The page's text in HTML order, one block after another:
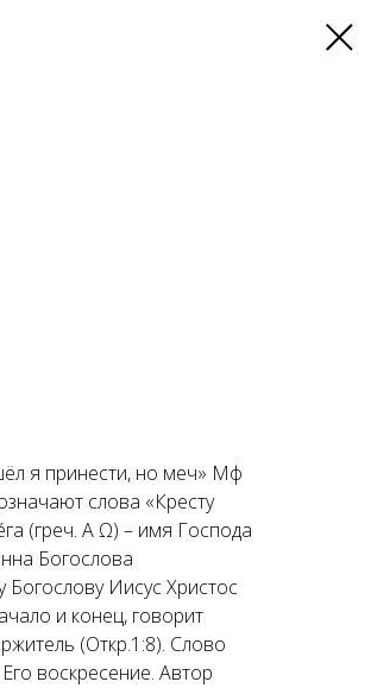
я принести, но меч» Мф
слова «Кресту
(греч. Α Ω) – имя Господа
Богослова
Иисус Христос
и конец, говорит
(Откр.1:8). Слово
воскресение. Автор